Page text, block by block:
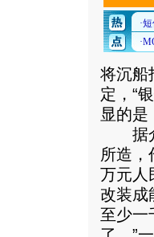
将沉船
定，“
显的是
据介
所造，
万元人
改装成
至少一